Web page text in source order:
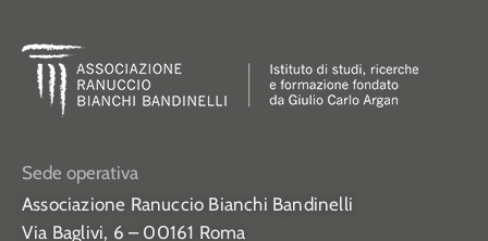
Sede operativa
Associazione Ranuccio Bianchi Bandinelli
Via Baglivi, 6 – 00161 Roma